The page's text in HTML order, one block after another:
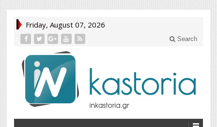
Friday, August 07, 2026
Search